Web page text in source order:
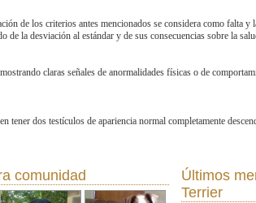
de los criterios antes mencionados se considera como falta y
de la desviación al estándar y de sus consecuencias sobre la
claras señales de anormalidades físicas o de
tener dos testículos de apariencia normal completamente
comunidad Últimos
Terrier